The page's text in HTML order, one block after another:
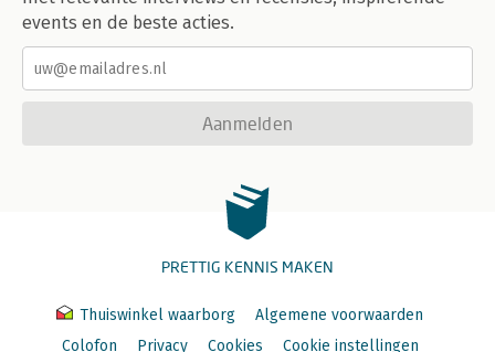
events en de beste acties.
Aanmelden
PRETTIG KENNIS MAKEN
Thuiswinkel waarborg
Algemene voorwaarden
Colofon
Privacy Cookies Cookie instellingen